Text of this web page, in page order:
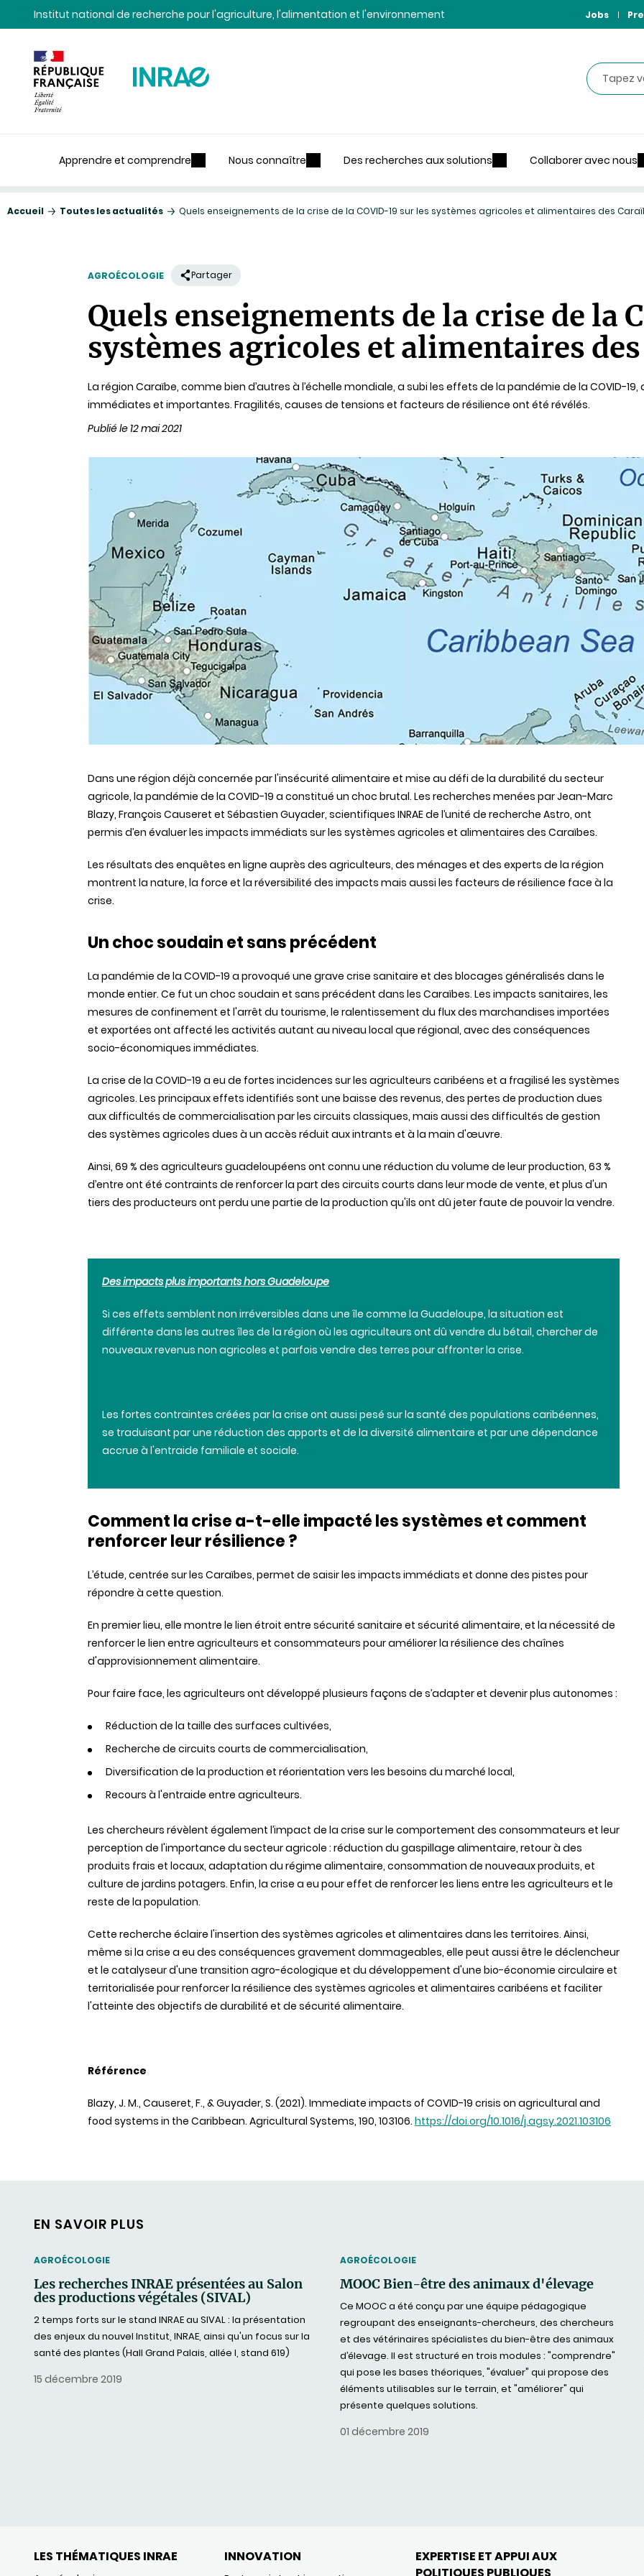
Contenu
Recherche
NavigationInstitut national de recherche pour l'agriculture, l'alimentation et l'environnement Jobs
Rechercher
Apprendre et comprendre Nous connaître Des recherches aux solutions Collaborer avec nous
Accueil Toutes les actualités Quels enseignements de la crise de la COVID-19 sur les systèmes agricoles et alimentaires des
AGROÉCOLOGIE Partager
Quels enseignements de la crise de la
systèmes agricoles et alimentaires des
La région Caraïbe, comme bien d’autres à l’échelle mondiale, a subi les effets de la pandémie de la COVID-
immédiates et importantes. Fragilités, causes de tensions et facteurs de résilience ont été révélés.
Publié le 12 mai 2021
Dans une région déjà concernée par l'insécurité alimentaire et mise au défi de la durabilité du secteur
agricole, la pandémie de la COVID-19 a constitué un choc brutal. Les recherches menées par Jean-Marc
Blazy, François Causeret et Sébastien Guyader, scientifiques INRAE de l’unité de recherche Astro, ont
permis d’en évaluer les impacts immédiats sur les systèmes agricoles et alimentaires des Caraïbes.
Les résultats des enquêtes en ligne auprès des agriculteurs, des ménages et des experts de la région
montrent la nature, la force et la réversibilité des impacts mais aussi les facteurs de résilience face à la
crise.
Un choc soudain et sans précédent
La pandémie de la COVID-19 a provoqué une grave crise sanitaire et des blocages généralisés dans le
monde entier. Ce fut un choc soudain et sans précédent dans les Caraïbes. Les impacts sanitaires, les
mesures de confinement et l'arrêt du tourisme, le ralentissement du flux des marchandises importées
et exportées ont affecté les activités autant au niveau local que régional, avec des conséquences
socio-économiques immédiates.
La crise de la COVID-19 a eu de fortes incidences sur les agriculteurs caribéens et a fragilisé les systèmes
agricoles. Les principaux effets identifiés sont une baisse des revenus, des pertes de production dues
aux difficultés de commercialisation par les circuits classiques, mais aussi des difficultés de gestion
des systèmes agricoles dues à un accès réduit aux intrants et à la main d'œuvre.
Ainsi, 69 % des agriculteurs guadeloupéens ont connu une réduction du volume de leur production, 63 %
d’entre ont été contraints de renforcer la part des circuits courts dans leur mode de vente, et plus d'un
tiers des producteurs ont perdu une partie de la production qu'ils ont dû jeter faute de pouvoir la vendre.
Des impacts plus importants hors Guadeloupe
Si ces effets semblent non irréversibles dans une île comme la Guadeloupe, la situation est
différente dans les autres îles de la région où les agriculteurs ont dû vendre du bétail, chercherde
nouveauxrevenus non agricoles et parfois vendre des terres pouraffronterla crise.
Les fortes contraintes créées par la crise ont aussi pesé surla santé des populations caribéennes,
se traduisant parune réduction des apports et de la diversité alimentaire et parune dépendance
accrue à l'entraide familiale et sociale.
Comment la crise a-t-elle impacté les systèmes et comment
renforcer leur résilience ?
L’étude, centrée sur les Caraïbes, permet de saisir les impacts immédiats et donne des pistes pour
répondre à cette question.
En premier lieu, elle montre le lien étroit entre sécurité sanitaire et sécurité alimentaire, et la nécessité de
renforcer le lien entre agriculteurs et consommateurs pour améliorer la résilience des chaînes
d'approvisionnement alimentaire.
Pour faire face, les agriculteurs ont développé plusieurs façons de s’adapter et devenir plus autonomes :
Réduction de la taille des surfaces cultivées,
Recherche de circuits courts de commercialisation,
Diversification de la production et réorientation vers les besoins du marché local,
Recours à l'entraide entre agriculteurs.
Les chercheurs révèlent également l’impact de la crise sur le comportement des consommateurs et leur
perception de l'importance du secteur agricole : réduction du gaspillage alimentaire, retour à des
produits frais et locaux, adaptation du régime alimentaire, consommation de nouveaux produits, et
culture de jardins potagers. Enfin, la crise a eu pour effet de renforcer les liens entre les agriculteurs et le
reste de la population.
Cette recherche éclaire l'insertion des systèmes agricoles et alimentaires dans les territoires. Ainsi,
même si la crise a eu des conséquences gravement dommageables, elle peut aussi être le déclencheur
et le catalyseur d'une transition agro-écologique et du développement d'une bio-économie circulaire et
territorialisée pour renforcer la résilience des systèmes agricoles et alimentaires caribéens et faciliter
l'atteinte des objectifs de durabilité et de sécurité alimentaire.
Référence
Blazy, J. M., Causeret, F., & Guyader, S. (2021). Immediate impacts of COVID-19 crisis on agricultural and
food systems in the Caribbean. Agricultural Systems, 190, 103106. https://doi.org/10.1016/j.agsy.2021.103106
EN SAVOIR PLUS
THEMATIC
AGROÉCOLOGIE
Les recherches INRAE présentées au Salon
des productions végétales (SIVAL)
2 temps forts sur le stand INRAE au SIVAL : la présentation
des enjeux du nouvel Institut, INRAE, ainsi qu'un focus sur la
santé des plantes (Hall Grand Palais, allée I, stand 619)
15 décembre 2019
THEMATIC
AGROÉCOLOGIE
MOOC Bien-être des animaux d'élevage
Ce MOOC a été conçu par une équipe pédagogique
regroupant des enseignants-chercheurs, des chercheurs
et des vétérinaires spécialistes du bien-être des animaux
d’élevage. Il est structuré en trois modules : "comprendre"
qui pose les bases théoriques, "évaluer" qui propose des
éléments utilisables sur le terrain, et "améliorer" qui
présente quelques solutions.
01 décembre 2019
LES THÉMATIQUES INRAE INNOVATION
EXPERTISE ET APPUI AUX